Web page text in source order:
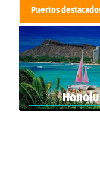
Puertos